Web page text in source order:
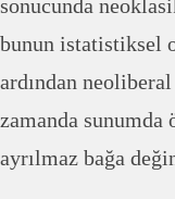
sonucunda
bunun istatistiksel
ardından
zamanda
ayrılmaz bağa